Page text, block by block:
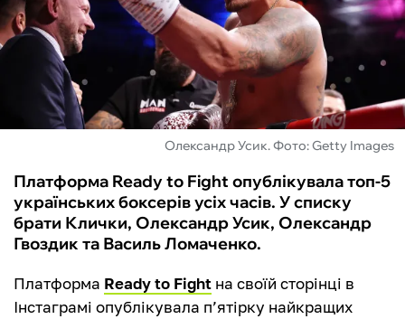
ІНШІ
БУКМЕКЕРИ
Олександр Усик. Фото: Getty Images
Платформа Ready to Fight опублікувала топ-5
українських боксерів усіх часів. У списку
брати Клички, Олександр Усик, Олександр
Гвоздик та Василь Ломаченко.
Платформа Ready to Fight на своїй сторінці в
Інстаграмі опублікувала п’ятірку найкращих